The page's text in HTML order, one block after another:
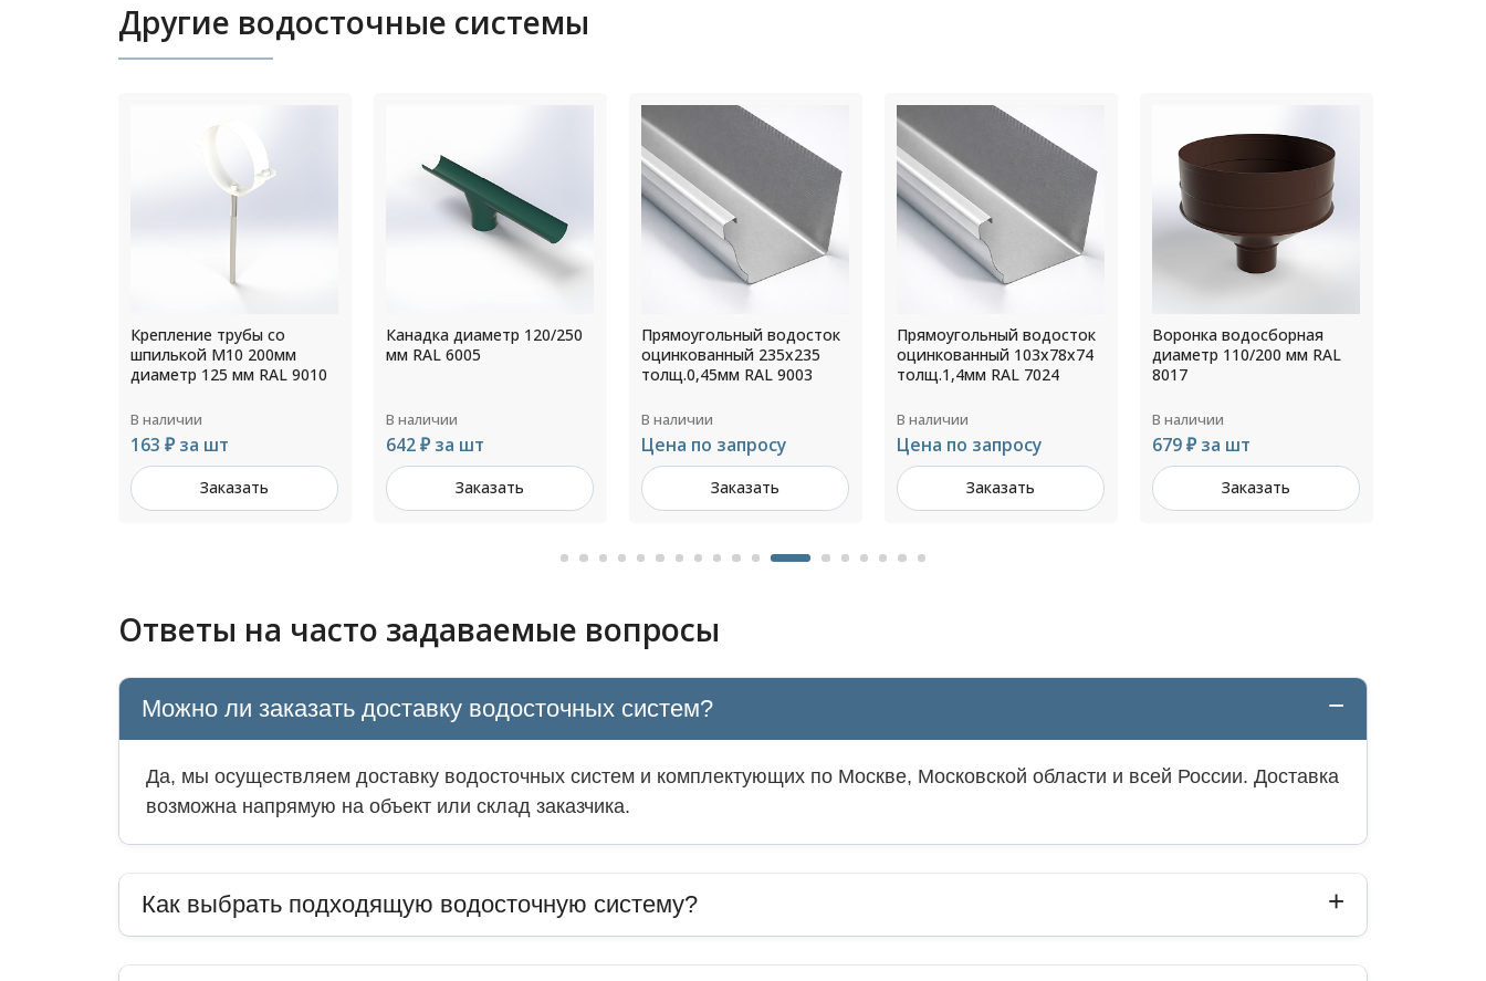
Другие водосточные системы
Канадка диаметр 120/250
мм RAL 6005
В наличии
642 ₽ за шт
Заказать
Прямоугольный водосток
оцинкованный 235х235
В наличии
Цена по запросу
Заказать
Прямоугольный водосток
оцинкованный 103х78х74
толщ.1,4мм RAL 7024
В наличии
Цена по запросу
Заказать
Воронка водосборная
диаметр 110/200 мм RAL
8017
В наличии
679 ₽ за шт
Заказать
Рулон 0,8x1250мм RAL
7024
В наличии
1 156 ₽ за шт
Заказать
Ответы на часто задаваемые вопросы
Можно ли заказать доставку водосточных систем?
Да, мы осуществляем доставку водосточных систем и комплектующих по Москве, Московской области и всей России. Доставка
возможна напрямую на объект или склад заказчика.
Как выбрать подходящую водосточную систему?